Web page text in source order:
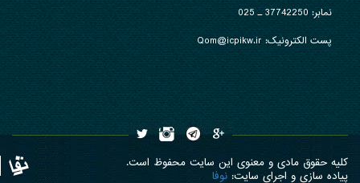
نمابر:
پست الکترونیک: Qom@icpikw.ir
کلیه حقوق مادی و معنوی این سایت محفوظ است.
پیاده سازی و اجرای سایت: نوفا